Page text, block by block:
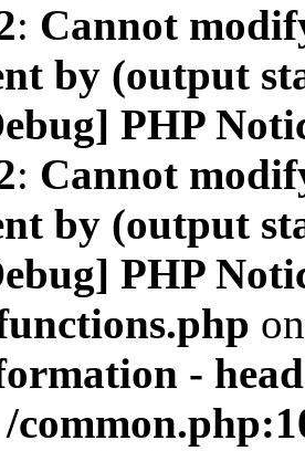
: Cannot
by (output
PHP
: Cannot
by (output
PHP
-